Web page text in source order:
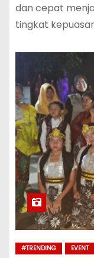
dan cepat
tingkat
#TRENDING EVENT